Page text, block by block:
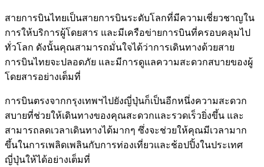
สายการบินไทยเป็นสายการบินระดับโลกที่มีความเชี่ยวชาญใน
การให้บริการผู้โดยสาร และมีเครือข่ายการบินที่ครอบคลุมไป
ทั่วโลก ดังนั้นคุณสามารถมั่นใจได้ว่าการเดินทางด้วยสาย
การบินไทยจะปลอดภัย และมีการดูแลความสะดวกสบายของผู้
โดยสารอย่างเต็มที่
การบินตรงจากกรุงเทพฯไปยังญี่ปุ่นก็เป็นอีกหนึ่งความสะดวก
สบายที่ช่วยให้เดินทางของคุณสะดวกและรวดเร็วยิ่งขึ้น และ
สามารถลดเวลาเดินทางได้มากๆ ซึ่งจะช่วยให้คุณมีเวลามาก
ขึ้นในการเพลิดเพลินกับการท่องเที่ยวและช้อปปิ้งในประเทศ
ญี่ปุ่นให้ได้อย่างเต็มที่